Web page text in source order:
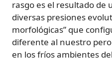
rasgo es el resultado de
diversas presiones
morfológicas” que
diferente al nuestro
en los fríos ambientes